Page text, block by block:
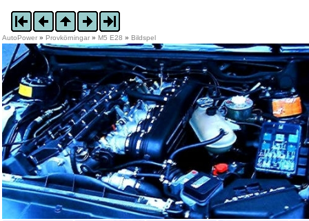
AutoPower » Provkörningar » M5 E28 » Bildspel